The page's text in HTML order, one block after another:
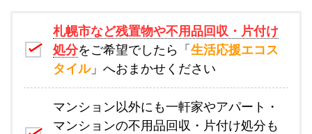
札幌市など残置物や不用品回収・片付け
処分をご希望でしたら「 生活応援エコス
タイル」へおまかせください
マンション以外にも一軒家やアパート・
マンションの不用品回収・片付け処分も